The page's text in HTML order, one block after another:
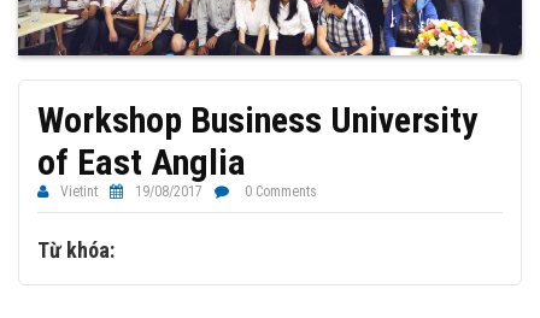
Workshop Business University
of East Anglia
Vietint 19/08/2017 0 Comments
Từ khóa: